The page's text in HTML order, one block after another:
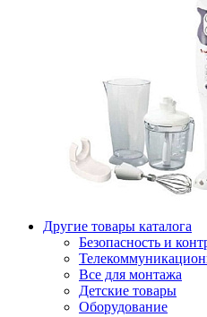
Другие товары каталога
Безопасность и
Все для монтажа
Детские товары
Оборудование